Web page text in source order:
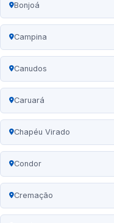
Bonjoá
Campina
Canudos
Caruará
Chapéu Virado
Condor
Cremação